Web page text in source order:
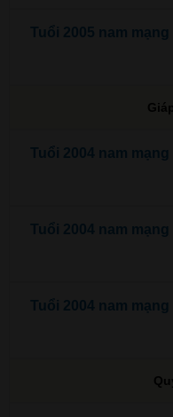
Tuổi 2005 nam
Tuổi 2004 nam
Tuổi 2004 nam
Tuổi 2004 nam